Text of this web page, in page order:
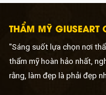
THẨM MỸ GIUSEART
"Sáng suốt lựa chọn nơi
thẩm mỹ hoàn hảo nhất,
rằng, làm đẹp là phải đẹp